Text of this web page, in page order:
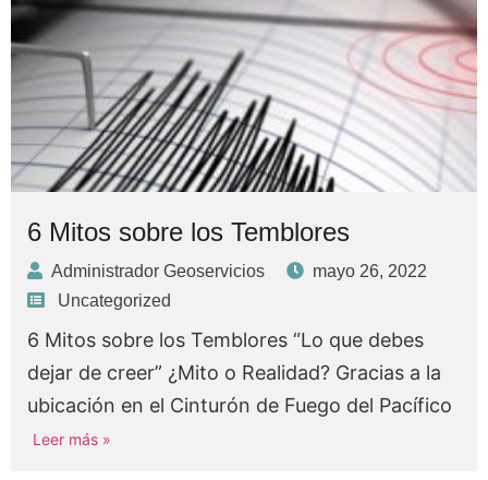
6 Mitos sobre los Temblores
Administrador Geoservicios
mayo 26, 2022
Uncategorized
6 Mitos sobre los Temblores “Lo que debes
dejar de creer” ¿Mito o Realidad? Gracias a la
ubicación en el Cinturón de Fuego del Pacífico
Leer más »